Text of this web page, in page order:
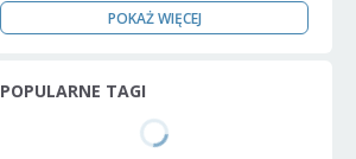
POKAŻ WIĘCEJ
POPULARNE TAGI